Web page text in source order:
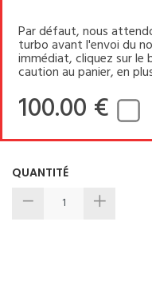
Par défaut, nous
turbo avant l'envoi du
immédiat, cliquez sur
caution au panier, en
100.00 €
QUANTITÉ